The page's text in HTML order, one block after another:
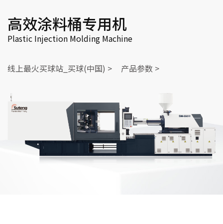
高效涂料桶专用机
Plastic Injection Molding Machine
线上最火买球站_买球(中国) > 产品参数 >